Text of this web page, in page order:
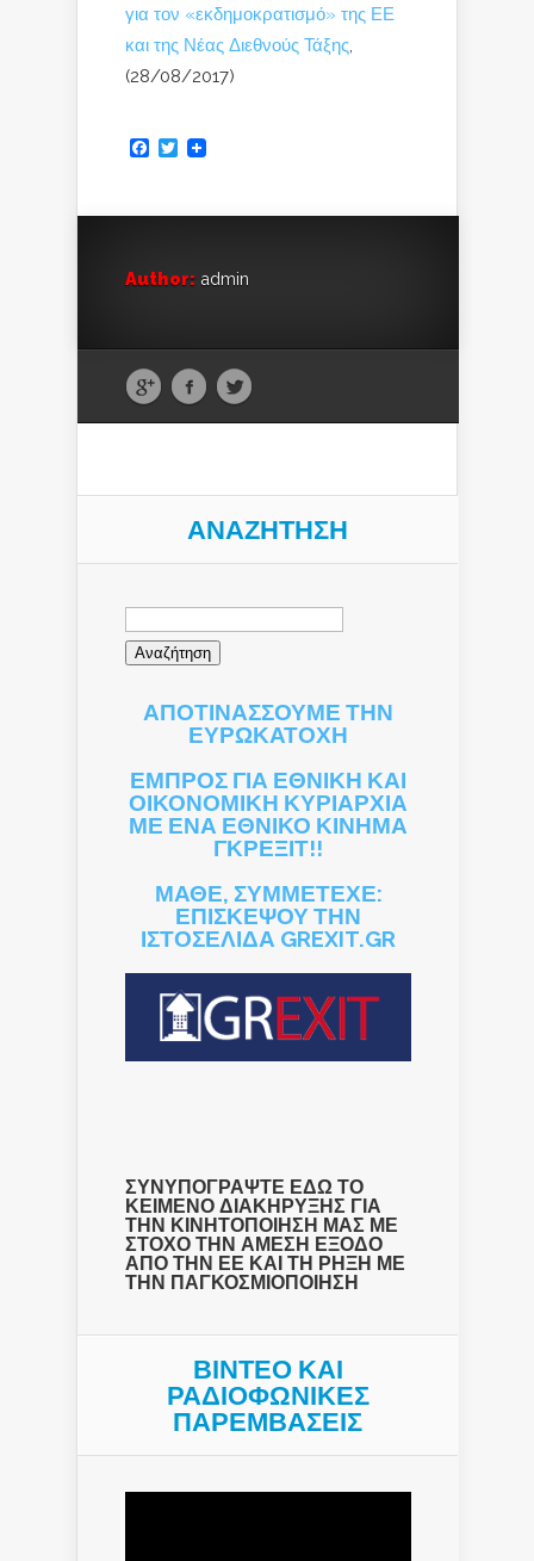
για τον «εκδημοκρατισμό» της ΕΕ
και της Νέας Διεθνούς Τάξης
(28/08/2017)
Facebook
Twitter
Author: admin
ΑΝΑΖΉΤΗΣΗ
Αναζήτηση
ΑΠΟΤΙΝΑΣΣΟΥΜΕ ΤΗΝ
ΕΥΡΩΚΑΤΟΧΗ
ΕΜΠΡΟΣ ΓΙΑ ΕΘΝΙΚΗ ΚΑΙ
ΟΙΚΟΝΟΜΙΚΗ ΚΥΡΙΑΡΧΙΑ
ΜΕ ΕΝΑ ΕΘΝΙΚΟ ΚΙΝΗΜΑ
ΓΚΡΕΞΙΤ!!
ΜΑΘΕ, ΣΥΜΜΕΤΕΧΕ:
ΕΠΙΣΚΕΨΟΥ ΤΗΝ
ΙΣΤΟΣΕΛΙΔΑ GREXIT.GR
ΣΥΝΥΠΟΓΡΑΨΤΕ ΕΔΩ ΤΟ
ΚΕΙΜΕΝΟ ΔΙΑΚΗΡΥΞΗΣ ΓΙΑ
ΤΗΝ ΚΙΝΗΤΟΠΟΙΗΣΗ ΜΑΣ ΜΕ
ΣΤΟΧΟ ΤΗΝ ΑΜΕΣΗ ΕΞΟΔΟ
ΑΠΟ ΤΗΝ ΕΕ ΚΑΙ ΤΗ ΡΗΞΗ ΜΕ
ΤΗΝ ΠΑΓΚΟΣΜΙΟΠΟΙΗΣΗ
ΒΙΝΤΕΟ ΚΑΙ
ΡΑΔΙΟΦΩΝΙΚΕΣ
ΠΑΡΕΜΒΑΣΕΙΣ